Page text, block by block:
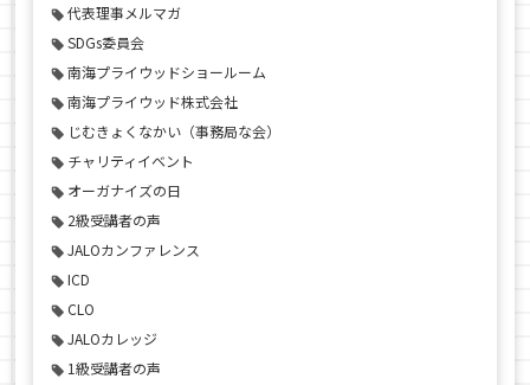
代表理事メルマガ
SDGs委員会
南海プライウッドショールーム
南海プライウッド株式会社
じむきょくなかい（事務局な会）
チャリティイベント
オーガナイズの日
2級受講者の声
JALOカンファレンス
ICD
CLO
JALOカレッジ
1級受講者の声